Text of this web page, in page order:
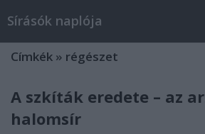
Sírásók naplója
Címkék » régészet
A szkíták eredete – az
halomsír